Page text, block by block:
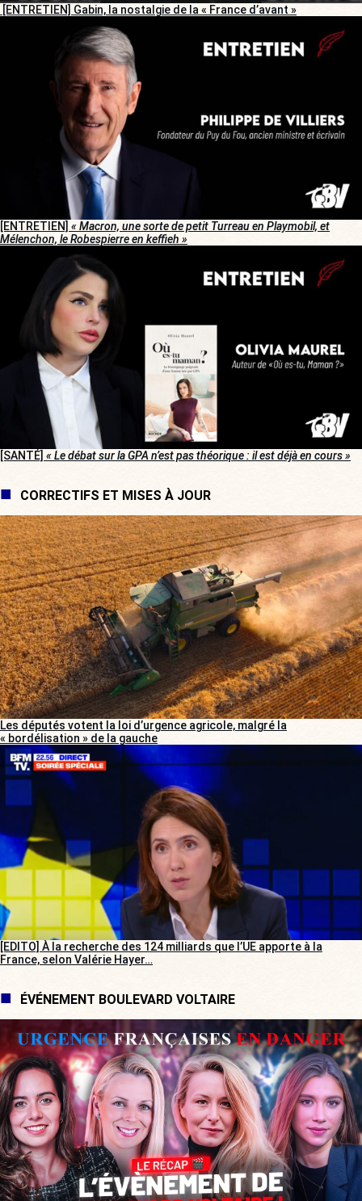
[ENTRETIEN] Gabin, la nostalgie de la « France d’avant »
[ENTRETIEN] « Macron, une sorte de petit Turreau en Playmobil, et
Mélenchon, le Robespierre en keffieh »
[SANTÉ] « Le débat sur la GPA n’est pas théorique : il est déjà en cours »
CORRECTIFS ET MISES À JOUR
Les députés votent la loi d’urgence agricole, malgré la
« bordélisation » de la gauche
[EDITO] À la recherche des 124 milliards que l’UE apporte à la
France, selon Valérie Hayer…
ÉVÉNEMENT BOULEVARD VOLTAIRE